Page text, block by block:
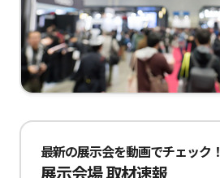
最新の展示会を動画でチェック！
展示会場 取材速報